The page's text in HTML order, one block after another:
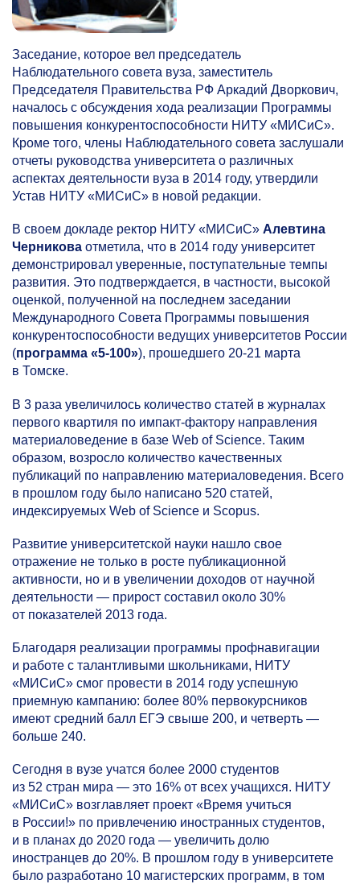
Заседание, которое вел председатель
Наблюдательного совета вуза, заместитель
Председателя Правительства РФ Аркадий Дворкович,
началось с обсуждения хода реализации Программы
повышения конкурентоспособности НИТУ «МИСиС».
Кроме того, члены Наблюдательного совета заслушали
отчеты руководства университета о различных
аспектах деятельности вуза в 2014 году, утвердили
Устав НИТУ «МИСиС» в новой редакции.
В своем докладе ректор НИТУ «МИСиС» Алевтина
Черникова отметила, что в 2014 году университет
демонстрировал уверенные, поступательные темпы
развития. Это подтверждается, в частности, высокой
оценкой, полученной на последнем заседании
Международного Совета Программы повышения
конкурентоспособности ведущих университетов России
(программа «5-100»), прошедшего 20-21 марта
в Томске.
В 3 раза увеличилось количество статей в журналах
первого квартиля по импакт-фактору направления
материаловедение в базе Web of Science. Таким
образом, возросло количество качественных
публикаций по направлению материаловедения. Всего
в прошлом году было написано 520 статей,
индексируемых Web of Science и Scopus.
Развитие университетской науки нашло свое
отражение не только в росте публикационной
активности, но и в увеличении доходов от научной
деятельности — прирост составил около 30%
от показателей 2013 года.
Благодаря реализации программы профнавигации
и работе с талантливыми школьниками, НИТУ
«МИСиС» смог провести в 2014 году успешную
приемную кампанию: более 80% первокурсников
имеют средний балл ЕГЭ свыше 200, и четверть —
больше 240.
Сегодня в вузе учатся более 2000 студентов
из 52 стран мира — это 16% от всех учащихся. НИТУ
«МИСиС» возглавляет проект «Время учиться
в России!» по привлечению иностранных студентов,
и в планах до 2020 года — увеличить долю
иностранцев до 20%. В прошлом году в университете
было разработано 10 магистерских программ, в том